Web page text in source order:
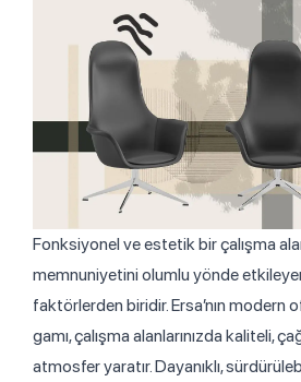
Fonksiyonel ve estetik bir çalışma
memnuniyetini olumlu yönde
faktörlerden biridir. Ersa’nın modern
gamı, çalışma alanlarınızda kaliteli,
atmosfer yaratır. Dayanıklı,